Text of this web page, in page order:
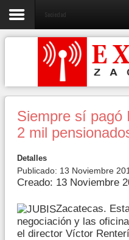
Sociedad
Siempre sí pagó
2 mil
Detalles
Publicado: 13 Noviembre
Creado: 13 Noviembre
Zacatecas.
negociación y las
el director Víctor